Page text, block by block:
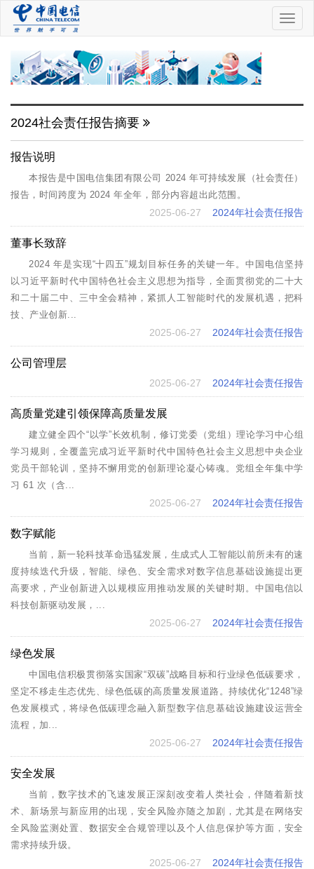
中
国
2024社会责任报告摘要
报告说明
本报告是中国电信集团有限公司 2024 年可持续发展（社会责任）
报告，时间跨度为 2024 年全年，部分内容超出此范围。
2024年社会责任报告
2025-06-27
董事长致辞
2024 年是实现“十四五”规划目标任务的关键一年。中国电信坚持
以习近平新时代中国特色社会主义思想为指导，全面贯彻党的二十大
和二十届二中、三中全会精神，紧抓人工智能时代的发展机遇，把科
技、产业创新...
2024年社会责任报告
2025-06-27
公司管理层
2024年社会责任报告
2025-06-27
高质量党建引领保障高质量发展
建立健全四个“以学”长效机制，修订党委（党组）理论学习中心组
学习规则，全覆盖完成习近平新时代中国特色社会主义思想中央企业
党员干部轮训，坚持不懈用党的创新理论凝心铸魂。党组全年集中学
习 61 次（含...
2024年社会责任报告
2025-06-27
数字赋能
当前，新一轮科技革命迅猛发展，生成式人工智能以前所未有的速
度持续迭代升级，智能、绿色、安全需求对数字信息基础设施提出更
高要求，产业创新进入以规模应用推动发展的关键时期。中国电信以
科技创新驱动发展，...
2024年社会责任报告
2025-06-27
绿色发展
中国电信积极贯彻落实国家“双碳”战略目标和行业绿色低碳要求，
坚定不移走生态优先、绿色低碳的高质量发展道路。持续优化“1248”绿
色发展模式，将绿色低碳理念融入新型数字信息基础设施建设运营全
流程，加...
2024年社会责任报告
2025-06-27
安全发展
当前，数字技术的飞速发展正深刻改变着人类社会，伴随着新技
术、新场景与新应用的出现，安全风险亦随之加剧，尤其是在网络安
全风险监测处置、数据安全合规管理以及个人信息保护等方面，安全
需求持续升级。
2024年社会责任报告
2025-06-27